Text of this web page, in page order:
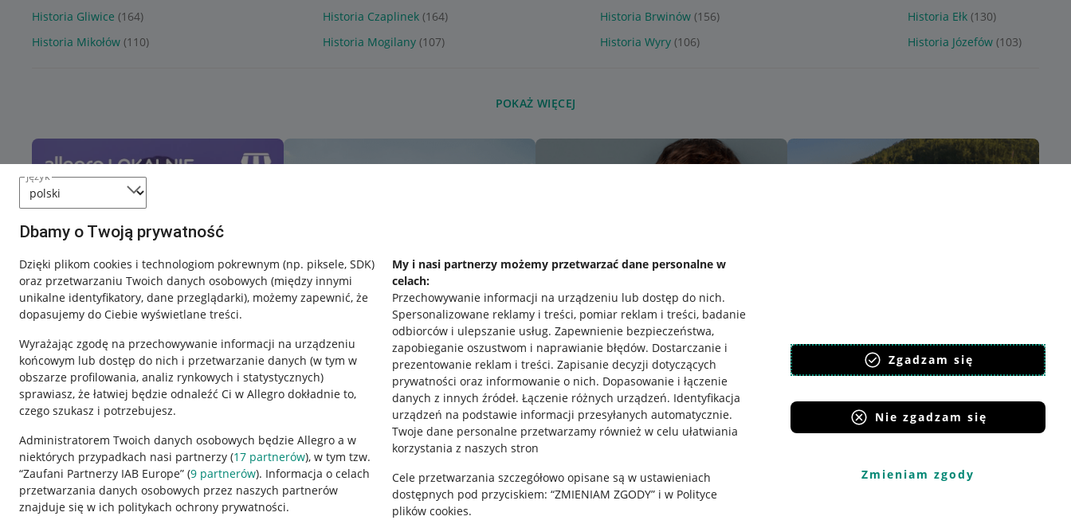
język
Dbamy o Twoją prywatność
Dzięki plikom cookies i technologiom pokrewnym (np. piksele, SDK)
oraz przetwarzaniu Twoich danych osobowych (między innymi
unikalne identyfikatory, dane przeglądarki), możemy zapewnić, że
dopasujemy do Ciebie wyświetlane treści.
Wyrażając zgodę na przechowywanie informacji na urządzeniu
końcowym lub dostęp do nich i przetwarzanie danych (w tym w
obszarze profilowania, analiz rynkowych i statystycznych)
sprawiasz, że łatwiej będzie odnaleźć Ci w Allegro dokładnie to,
czego szukasz i potrzebujesz.
Administratorem Twoich danych osobowych będzie Allegro a w
niektórych przypadkach nasi partnerzy (17 partnerów), w tym tzw.
“Zaufani Partnerzy IAB Europe” (9 partnerów). Informacja o celach
przetwarzania danych osobowych przez naszych partnerów
znajduje się w ich politykach ochrony prywatności.
My i nasi partnerzy możemy przetwarzać dane personalne w
celach:
Przechowywanie informacji na urządzeniu lub dostęp do nich.
Spersonalizowane reklamy i treści, pomiar reklam i treści, badanie
odbiorców i ulepszanie usług. Zapewnienie bezpieczeństwa,
zapobieganie oszustwom i naprawianie błędów. Dostarczanie i
prezentowanie reklam i treści. Zapisanie decyzji dotyczących
prywatności oraz informowanie o nich. Dopasowanie i łączenie
danych z innych źródeł. Łączenie różnych urządzeń. Identyfikacja
urządzeń na podstawie informacji przesyłanych automatycznie.
Twoje dane personalne przetwarzamy również w celu ułatwiania
korzystania z naszych stron
Cele przetwarzania szczegółowo opisane są w ustawieniach
dostępnych pod przyciskiem: “ZMIENIAM ZGODY” i w Polityce
plików cookies.
Zgadzam się
Nie zgadzam się
Zmieniam zgody
Historia Gliwice (164) Historia Czaplinek (164) Historia Brwinów (156) Historia Ełk (130)
Historia Mikołów (110) Historia Mogilany (107) Historia Wyry (106) Historia Józefów (103)
POKAŻ WIĘCEJ
Przydatne informacje
Jak to działa
Napisz do nas
Allegro Gadane dla sprzedających
Regulamin
Polityka plików "cookies"
Ustawienia plików "cookies"
Pobierz aplikację